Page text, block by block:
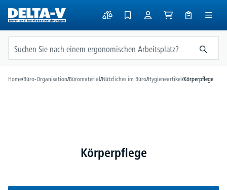
springen
Home/Büro-Organisation/Büromaterial/Nützliches im Büro/Hygieneartikel/Körperpflege
Körperpflege